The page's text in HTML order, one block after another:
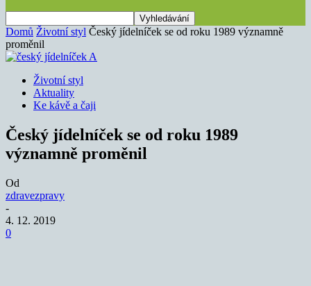
Domů Životní styl Český jídelníček se od roku 1989 významně
proměnil
Životní styl
Aktuality
Ke kávě a čaji
Český jídelníček se od roku 1989
významně proměnil
Od
zdravezpravy
-
4. 12. 2019
0